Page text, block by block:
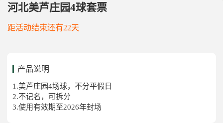
河北美芦庄园4球套票
距活动结束还有22天
产品说明
1.美芦庄园4场球，不分平假日
2.不记名，可拆分
3.使用有效期至2026年封场